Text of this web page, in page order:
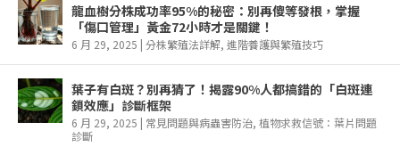
龍血樹分株成功率95%的秘密：別再傻等發根，掌握
「傷口管理」黃金72小時才是關鍵！
6 月 29, 2025 | 分株繁殖法詳解, 進階養護與繁殖技巧
葉子有白斑？別再猜了！揭露90%人都搞錯的「白斑連
鎖效應」診斷框架
6 月 29, 2025 | 常見問題與病蟲害防治, 植物求救信號：葉片問題
診斷